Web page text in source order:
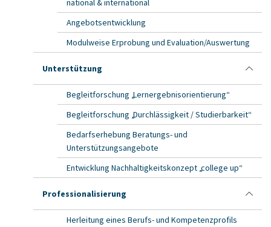
national & international
Angebotsentwicklung
Modulweise Erprobung und Evaluation/Auswertung
Unterstützung
Begleitforschung „Lernergebnisorientierung“
Begleitforschung „Durchlässigkeit / Studierbarkeit“
Bedarfserhebung Beratungs- und
Unterstützungsangebote
Entwicklung Nachhaltigkeitskonzept „college up“
Professionalisierung
Herleitung eines Berufs- und Kompetenzprofils